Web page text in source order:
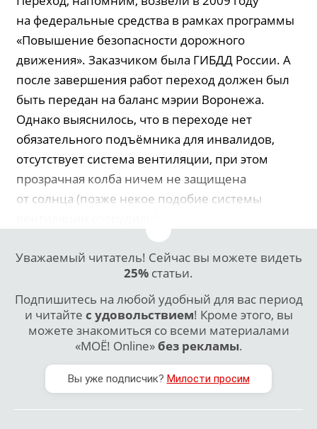
на федеральные средства в рамках программы
«Повышение безопасности дорожного
движения». Заказчиком была ГИБДД России. А
после завершения работ переход должен был
быть передан на баланс мэрии Воронежа.
Однако выяснилось, что в переходе нет
обязательного подъёмника для инвалидов,
отсутствует система вентиляции, при этом
прозрачная колба ничем не защищена
от солнца (позже некое подобие системы
Уважаемый читатель! Сейчас вы можете видеть
25% статьи.
Подпишитесь на любой удобный для вас период
и читайте с удовольствием! Кроме этого, вы
можете знакомиться со всеми материалами
«МОЁ! Online»без рекламы.
Вы уже подписчик? Милости просим